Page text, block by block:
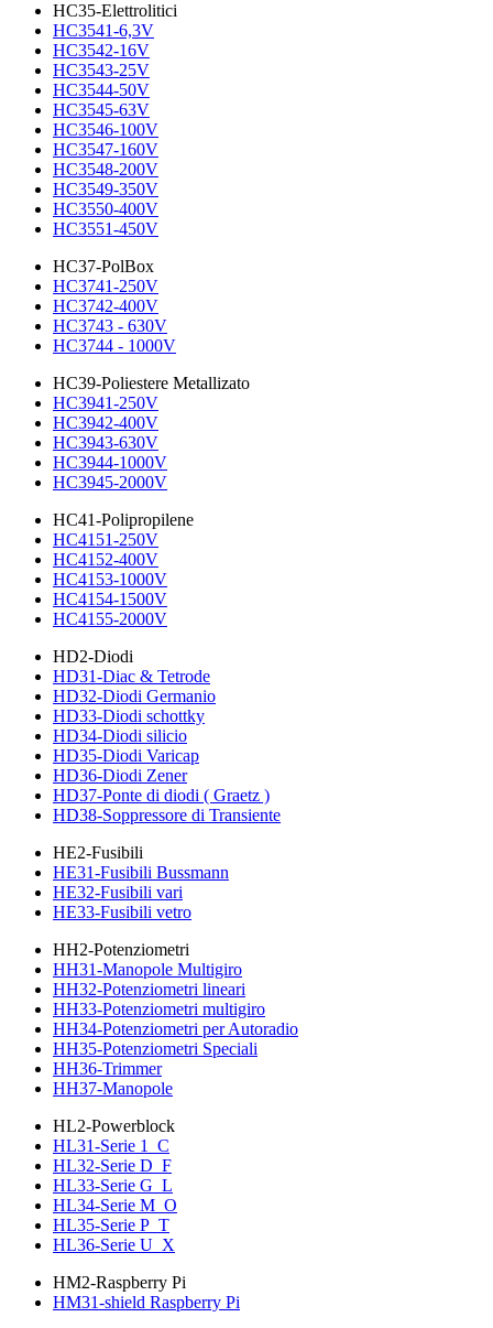
HC35-Elettrolitici
HC3541-6,3V
HC3542-16V
HC3543-25V
HC3544-50V
HC3545-63V
HC3546-100V
HC3547-160V
HC3548-200V
HC3549-350V
HC3550-400V
HC3551-450V
HC37-PolBox
HC3741-250V
HC3742-400V
HC3743 - 630V
HC3744 - 1000V
HC39-Poliestere Metallizato
HC3941-250V
HC3942-400V
HC3943-630V
HC3944-1000V
HC3945-2000V
HC41-Polipropilene
HC4151-250V
HC4152-400V
HC4153-1000V
HC4154-1500V
HC4155-2000V
HD2-Diodi
HD31-Diac & Tetrode
HD32-Diodi Germanio
HD33-Diodi schottky
HD34-Diodi silicio
HD35-Diodi Varicap
HD36-Diodi Zener
HD37-Ponte di diodi ( Graetz )
HD38-Soppressore di Transiente
HE2-Fusibili
HE31-Fusibili Bussmann
HE32-Fusibili vari
HE33-Fusibili vetro
HH2-Potenziometri
HH31-Manopole Multigiro
HH32-Potenziometri lineari
HH33-Potenziometri multigiro
HH34-Potenziometri per Autoradio
HH35-Potenziometri Speciali
HH36-Trimmer
HH37-Manopole
HL2-Powerblock
HL31-Serie 1_C
HL32-Serie D_F
HL33-Serie G_L
HL34-Serie M_O
HL35-Serie P_T
HL36-Serie U_X
HM2-Raspberry Pi
HM31-shield Raspberry Pi